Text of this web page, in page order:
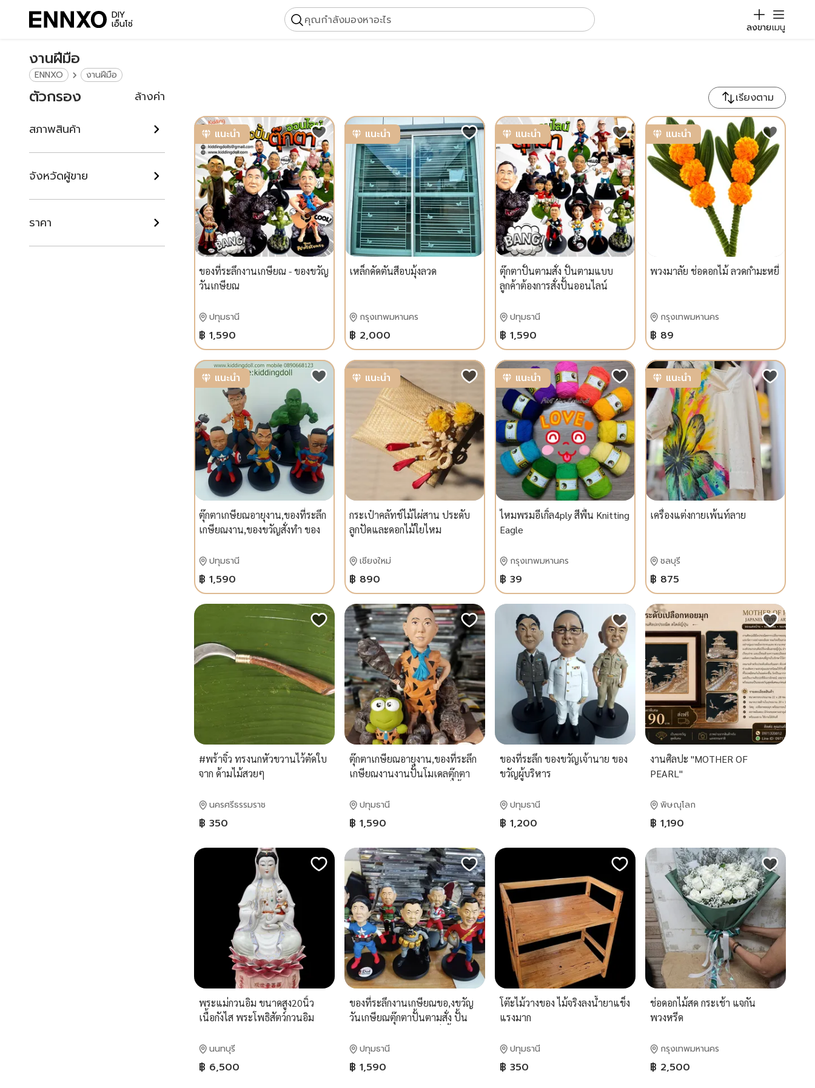
DIY
เอ็นโซ่ คุณกำลังมองหาอะไร
ลงขายเมนู
งานฝีมือ
ENNXO งานฝีมือ
แนะนำ
ของที่ระลึกงานเกษียณ - ของขวัญ
วันเกษียณ
ปทุมธานี
฿ 1,590
แนะนำ
เหล็กดัดตันสีอบมุ้งลวด
กรุงเทพมหานคร
฿ 2,000
แนะนำ
ตุ๊กตาปั้นตามสั่ง ปั้นตามแบบ
ลูกค้าต้องการสั่งปั้นออนไลน์
ปทุมธานี
฿ 1,590
แนะนำ
พวงมาลัย ช่อดอกไม้ ลวดกำมะหยี่
กรุงเทพมหานคร
฿ 89
แนะนำ
ตุ๊กตาเกษียณอายุงาน,ของที่ระลึก
เกษียณงาน,ของขวัญสั่งทำ ของ
ปทุมธานี
฿ 1,590
แนะนำ
กระเป๋าคลัทช์ไม้ไผ่สาน ประดับ
ลูกปัดและดอกไม้ใยไหม
เชียงใหม่
฿ 890
แนะนำ
ไหมพรมอีเกิ้ล4ply สีพื้น Knitting
Eagle
กรุงเทพมหานคร
฿ 39
แนะนำ
เครื่องแต่งกายเพ้นท์ลาย
ชลบุรี
฿ 875
#พร้าจิ๋ว ทรงนกหัวขวานไว้ตัดใบ
จาก ด้ามไม้สวยๆ
นครศรีธรรมราช
฿ 350
ตุ๊กตาเกษียณอายุงาน,ของที่ระลึก
เกษียณงานงานปั้นโมเดลตุ๊กตา
ออนไลน์
ปทุมธานี
฿ 1,590
ของที่ระลึก ของขวัญเจ้านาย ของ
ขวัญผู้บริหาร
ปทุมธานี
฿ 1,200
งานศิลปะ "MOTHER OF
PEARL"
พิษณุโลก
฿ 1,190
พระแม่กวนอิม ขนาดสูง20นิ้ว
เนื้อกังไส พระโพธิสัตว์กวนอิม
นนทบุรี
฿ 6,500
ของที่ระลึกงานเกษียณขอ,งขวัญ
วันเกษียณตุ๊กตาปั้นตามสั่ง ปั้น
ออนไลน์
ปทุมธานี
฿ 1,590
โต๊ะไม้วางของ ไม้จริงลงน้ำยาแข็ง
แรงมาก
ปทุมธานี
฿ 350
ช่อดอกไม้สด กระเช้า แจกัน
พวงหรีด
กรุงเทพมหานคร
฿ 2,500
เรียงตาม
ตัวกรอง
ล้างค่า
สภาพสินค้า
จังหวัดผู้ขาย
ราคา